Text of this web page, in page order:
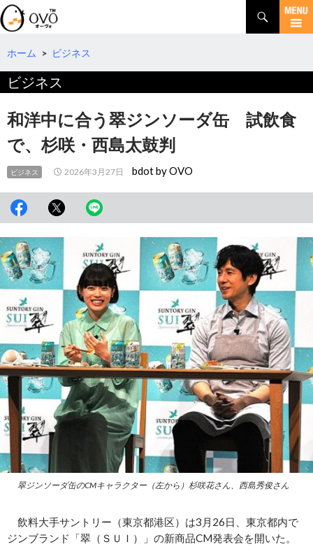
検
索
コ
テ
へ
移
動
ホーム > ビジネス
ビジネス
和洋中に合う翠ジンソーダ缶 試飲食
で、杉咲・西島太鼓判
ビジネス 2026年3月27日 bdot by OVO
翠ジンソーダ缶のCMキャラクター（左から）杉咲花さん、西島秀俊さん
飲料大手サントリー（東京都港区）は3月26日、東京都内で
ジンブランド「翠（ＳＵＩ）」の新商品CM発表会を開いた。